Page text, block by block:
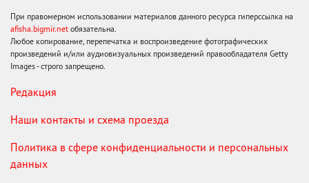
При правомерном использовании материалов данного ресурса гиперссылка на
afisha.bigmir.net обязательна.
Любое копирование, перепечатка и воспроизведение фотографических
произведений и/или аудиовизуальных произведений правообладателя Getty
Images - строго запрещено.
Редакция
Наши контакты и схема проезда
Политика в сфере конфиденциальности и персональных
данных